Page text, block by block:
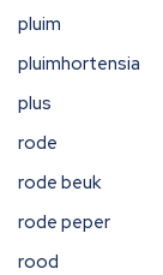
pluim
pluimhortensia
plus
rode
rode beuk
rode peper
rood